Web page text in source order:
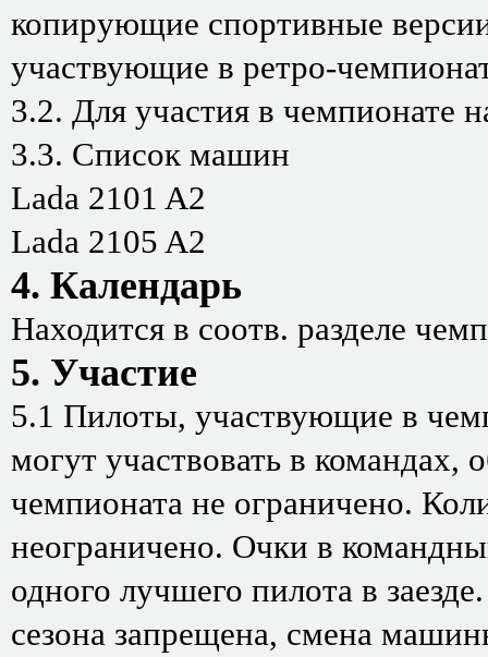
копирующие спортивные
участвующие в ретро-
3.2. Для участия в чемпионате
3.3. Список машин
Lada 2101 A2
Lada 2105 A2
4. Календарь
Находится в соотв. разделе
5. Участие
5.1 Пилоты, участвующие в
могут участвовать в командах,
чемпионата не ограничено.
неограничено. Очки в
одного лучшего пилота в
сезона запрещена, смена